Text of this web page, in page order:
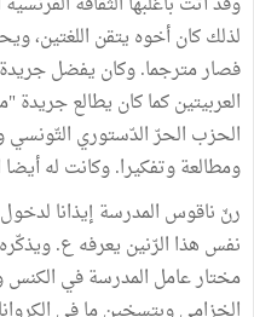
لذلك كان أخوه يتقن اللغتين،
فصار مترجما. وكان يفضل
العربيتين كما كان يطالع
الحزب الحرّ الدّستوري التّونسي
ومطالعة وتفكيرا. وكانت له
رنّ ناقوس المدرسة إيذانا
نفس هذا الرّنين يعرفه ع.
مختار عامل المدرسة في الكنس